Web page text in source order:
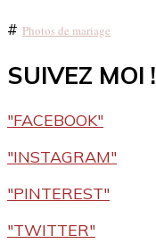
# Photos de mariage
SUIVEZ MOI !
"FACEBOOK"
"INSTAGRAM"
"PINTEREST"
"TWITTER"